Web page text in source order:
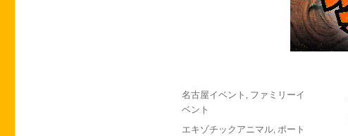
投
カ
テ
名古屋イベント , ファミリーイ
ベント
タ
エキゾチックアニマル, ポート